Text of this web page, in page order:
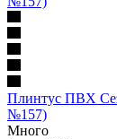
Плинтус ПВХ
№157)
Много